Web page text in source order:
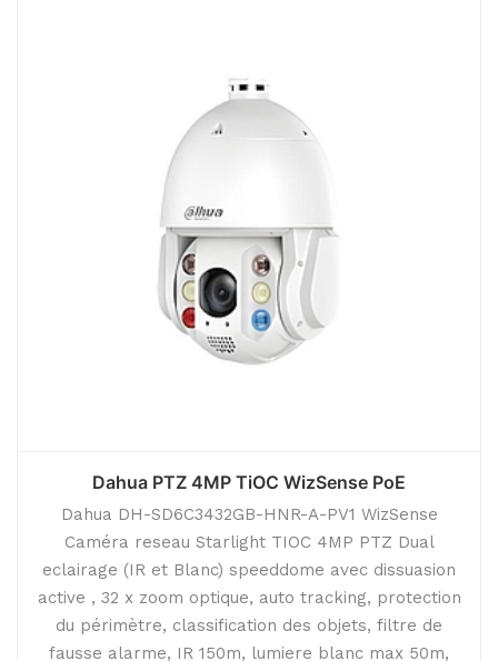
Dahua PTZ 4MP TiOC WizSense PoE
Dahua DH-SD6C3432GB-HNR-A-PV1 WizSense
Caméra reseau Starlight TIOC 4MP PTZ Dual
eclairage (IR et Blanc) speeddome avec dissuasion
active , 32 x zoom optique, auto tracking, protection
du périmètre, classification des objets, filtre de
fausse alarme, IR 150m, lumiere blanc max 50m,